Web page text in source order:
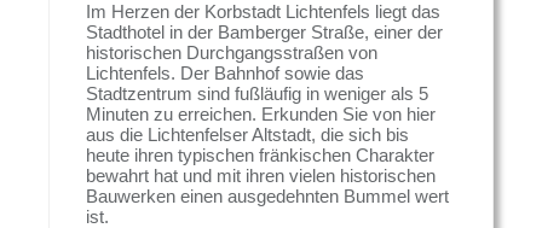
Im Herzen der Korbstadt Lichtenfels liegt das
Stadthotel in der Bamberger Straße, einer der
historischen Durchgangsstraßen von
Lichtenfels. Der Bahnhof sowie das
Stadtzentrum sind fußläufig in weniger als 5
Minuten zu erreichen. Erkunden Sie von hier
aus die Lichtenfelser Altstadt, die sich bis
heute ihren typischen fränkischen Charakter
bewahrt hat und mit ihren vielen historischen
Bauwerken einen ausgedehnten Bummel wert
ist.